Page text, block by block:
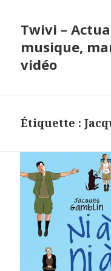
Twivi –
musique,
vidéo
Étiquette :